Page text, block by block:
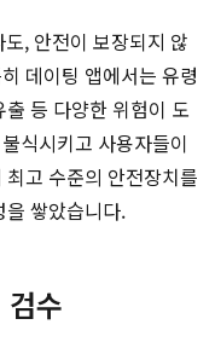
, 안전이 보장되지 않
데이팅 앱에서는 유령
등 다양한 위험이 도
식시키고 사용자들이
고 수준의 안전장치를
을 쌓았습니다.
수